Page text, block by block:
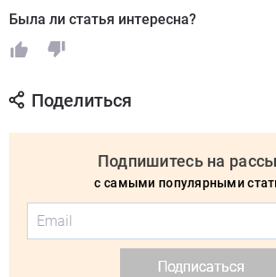
Была ли статья интересна?
Поделиться
Подпишитесь на
с самыми популярными
Подписаться